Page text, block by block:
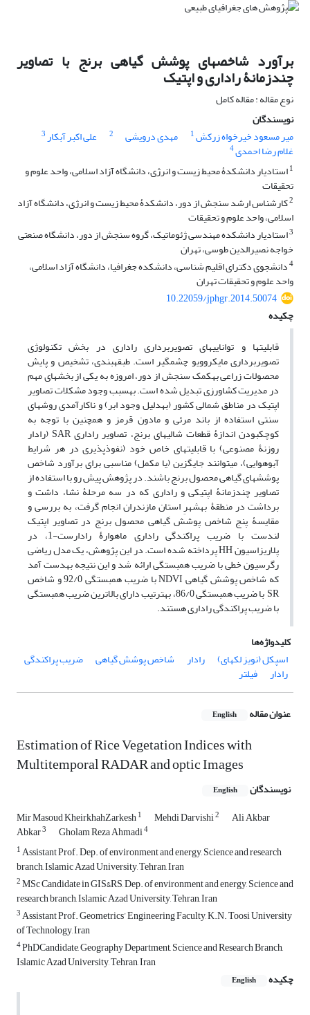
برآورد شاخص‎های پوشش گیاهی برنج با تصاویر
چندزمانۀ راداری و اپتیک
نوع مقاله : مقاله کامل
نویسندگان
میر مسعود خیرخواه زرکش1 مهدی درویشی 2 علی اکبر آبکار3
غلام رضا احمدی4
1استادیار دانشکدۀ محیط زیست و انرژی، دانشگاه آزاد اسلامی، واحد علوم و
تحقیقات
2کارشناس ارشد سنجش از دور، دانشکدۀ محیط زیست و انرژی، دانشگاه آزاد
اسلامی، واحد علوم و تحقیقات
3استادیار دانشکده مهندسی ژئوماتیک، گروه سنجش از دور، دانشگاه صنعتی
خواجه نصیرالدین طوسی، تهران
4دانشجوی دکترای اقلیم شناسی، دانشکده جغرافیا، دانشگاه آزاد اسلامی،
واحد علوم و تحقیقات تهران
10.22059/jphgr.2014.50074
چکیده
قابلیت­ها و توانایی­های تصویربرداری راداری در بخش تکنولوژی
تصویربرداری مایکروویو چشمگیر است. طبقه­بندی، تشخیص و پایش
محصولات زراعی به‎کمک سنجش از دور، امروزه به یکی از بخش‎های مهم
در مدیریت کشاورزی تبدیل شده است. به‎سبب وجود مشکلات تصاویر
اپتیک در مناطق شمالی کشور (به‎دلیل وجود ابر) و ناکارآمدی روش‎های
سنتی استفاده از باند مرئی و مادون قرمز و همچنین با توجه به
کوچک‎بودن اندازۀ قطعات شالی­های برنج، تصاویر راداری SAR (رادار
روزنۀ مصنوعی) با قابلیت‎های خاص خود (نفوذپذیری در هر شرایط
آب‎وهوایی)، می­توانند جایگزین (یا مکمل) مناسبی برای برآورد شاخص
پوشش­های گیاهی محصول برنج باشند. در پژوهش پیش رو با استفاده از
تصاویر چندزمانۀ اپتیکی و راداری که در سه مرحلۀ نشا، داشت و
برداشت در منطقۀ بهشهرِ استان مازندران انجام گرفت، به بررسی و
مقایسۀ پنج شاخص پوشش گیاهی محصول برنج در تصاویر اپتیک
لندست با ضریب پراکندگی راداری ماهوارۀ رادارست-1، در
پلاریزاسیون HH پرداخته شده است. در این پژوهش، یک مدل ریاضی
رگرسیون خطی با ضریب همبستگی ارائه شد و این نتیجه به‎دست آمد
که شاخص پوشش گیاهی NDVI با ضریب همبستگی 92/0 و شاخص
SR با ضریب همبستگی 86/0، به‎ترتیب دارای بالاترین ضریب همبستگی
با ضریب پراکندگی راداری هستند.
کلیدواژه‌ها
اسپکل (نویز لکه‎ای)
رادار شاخص پوشش گیاهی ضریب پراکندگی
رادار فیلتر
عنوان مقاله English
Estimation of Rice Vegetation Indices with
Multitemporal RADAR and optic Images
نویسندگان English
Mir Masoud KheirkhahZarkesh1 Mehdi Darvishi2 Ali Akbar
Abkar3 Gholam Reza Ahmadi4
1Assistant Prof. Dep. of environment and energy, Science and research
branch, Islamic Azad University, Tehran, Iran
2MSc Candidate in GIS&RS, Dep. of environment and energy, Science and
research branch, Islamic Azad University, Tehran, Iran
3Assistant Prof. Geometrics’ Engineering Faculty, K.N. Toosi University
of Technology, Iran
4PhDCandidate, Geography Department, Science and Research Branch,
Islamic Azad University, Tehran, Iran
چکیده
English